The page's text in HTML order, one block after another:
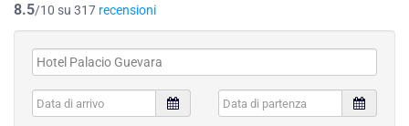
8.5/10 su 317 recensioni